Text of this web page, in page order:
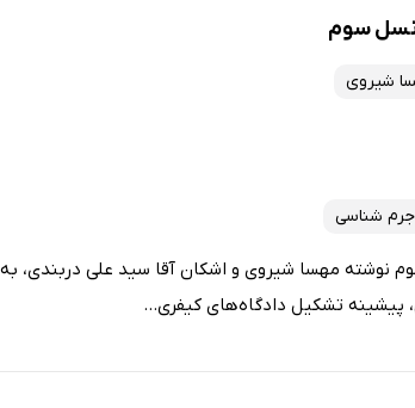
نسل سوم
شیروی
شناسی
نوشته مهسا شیروی و اشکان آقا سید علی دربندی،
پیشینه تشکیل دادگاه‌های کیفری...